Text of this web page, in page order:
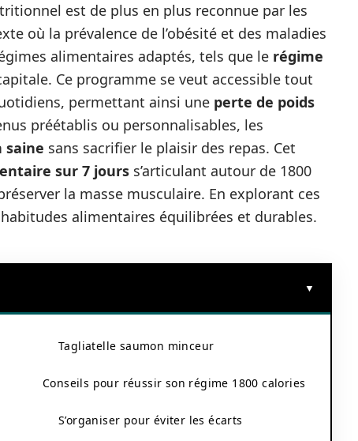
est de plus en plus reconnue par les
où la prévalence de l’obésité et des maladies
alimentaires adaptés, tels que le régime
Ce programme se veut accessible tout
permettant ainsi une perte de poids
préétablis ou personnalisables, les
sans sacrifier le plaisir des repas. Cet
sur 7 jours s’articulant autour de 1800
la masse musculaire. En explorant ces
alimentaires équilibrées et durables.
Tagliatelle saumon minceur
Conseils pour réussir son régime 1800 calories
S’organiser pour éviter les écarts